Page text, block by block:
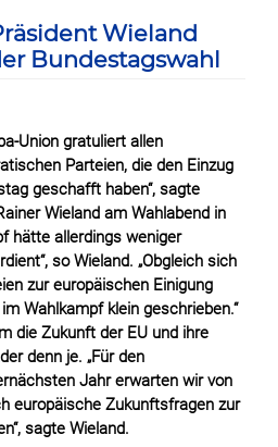
Wieland
Bundestagswahl
Union gratuliert allen
Parteien, die den Einzug
geschafft haben“, sagte
Wieland am Wahlabend in
hätte allerdings weniger
so Wieland. „Obgleich sich
zur europäischen Einigung
Wahlkampf klein geschrieben.“
die Zukunft der EU und ihre
denn je. „Für den
Jahr erwarten wir von
europäische Zukunftsfragen zur
sagte Wieland.